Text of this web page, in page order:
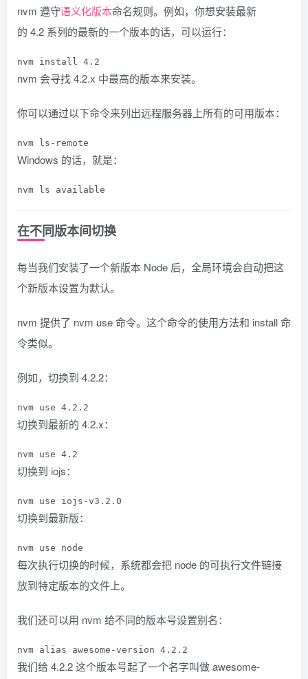
nvm 遵守语义化版本命名规则。例如，你想安装最新
的 4.2 系列的最新的一个版本的话，可以运行：
nvm install 4.2
nvm 会寻找4.2.x 中最高的版本来安装。
你可以通过以下命令来列出远程服务器上所有的可用版本：
nvm ls - remote
Windows 的话，就是：
nvm ls available
在不同版本间切换
每当我们安装了一个新版本 Node 后，全局环境会自动把这
个新版本设置为默认。
nvm 提供了 nvm use命令。这个命令的使用方法和 install命
令类似。
例如，切换到 4.2.2：
nvm use 4.2 . 2
切换到最新的 4.2.x：
nvm use 4.2
切换到 iojs：
nvm use iojs -v3 . 2.0
切换到最新版：
nvm use node
每次执行切换的时候，系统都会把 node 的可执行文件链接
放到特定版本的文件上。
我们还可以用 nvm 给不同的版本号设置别名：
nvm alias awesome -version 4.2 . 2
我们给 4.2.2这个版本号起了一个名字叫做awesome-